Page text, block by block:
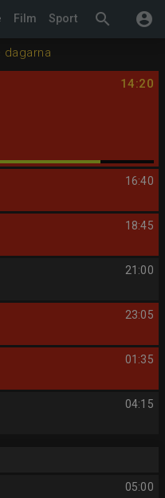
search account_circle
Film Sport
dagarna
14:20
16:40
18:45
21:00
23:05
01:35
04:15
05:00